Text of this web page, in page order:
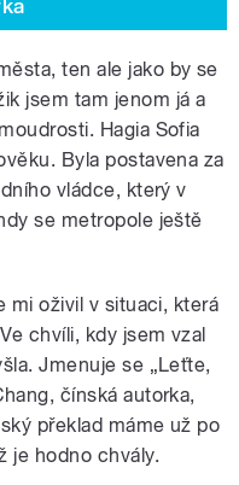
ten ale jako by se
jsem tam jenom já a
Hagia Sofia
Byla postavena za
vládce, který v
se metropole ještě
mi oživil v situaci, která
chvíli, kdy jsem vzal
Jmenuje se „Leťte,
čínská autorka,
překlad máme už po
je hodno chvály.